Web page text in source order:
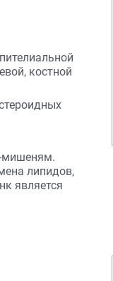
костной
мишеням.
липидов,
является